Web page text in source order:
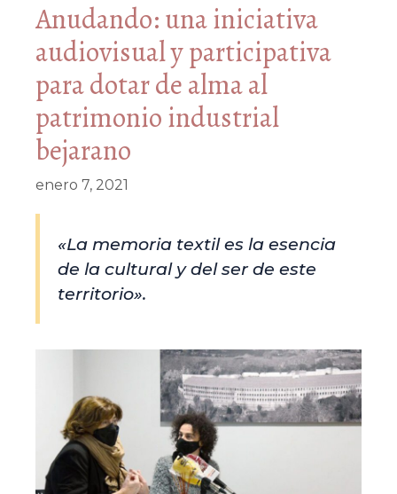
Anudando: una iniciativa
audiovisual y participativa
para dotar de alma al
patrimonio industrial
bejarano
enero 7, 2021
«La memoria textil es la esencia
de la cultural y del ser de este
territorio».